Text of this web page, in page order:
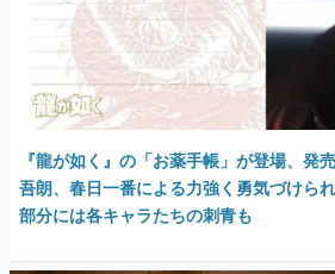
『龍が如く』の「お薬手帳」が登場、発
吾朗、春日一番による力強く勇気づけら
部分には各キャラたちの刺青も